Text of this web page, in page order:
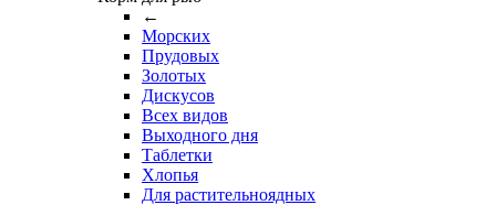
←
Морских
Прудовых
Золотых
Дискусов
Всех видов
Выходного дня
Таблетки
Хлопья
Для растительноядных